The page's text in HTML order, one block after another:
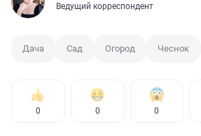
Ведущий корреспондент
Дача Сад Огород Чеснок
0 0 0